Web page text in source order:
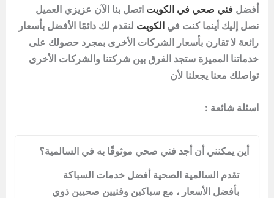
أفضل فني صحي في الكويت اتصل بنا الآن عزيزي العميل
نصل إليك أينما كنت في الكويت لنقدم لك دائمًا الأفضل بأسعار
رائعة لا تقارن بأسعار الشركات الأخرى بمجرد حصولك على
خدماتنا المميزة ستجد الفرق بين شركتنا والشركات الأخرى
تواصلك معنا يجعلنا لأن
اسئلة شائعة :
أين يمكنني أن أجد فني صحي موثوقًا به في السالمية؟
تقدم السالمية الصحية أفضل خدمات السباكة
بأفضل الأسعار ، مع سباكين وفنيين صحيين ذوي